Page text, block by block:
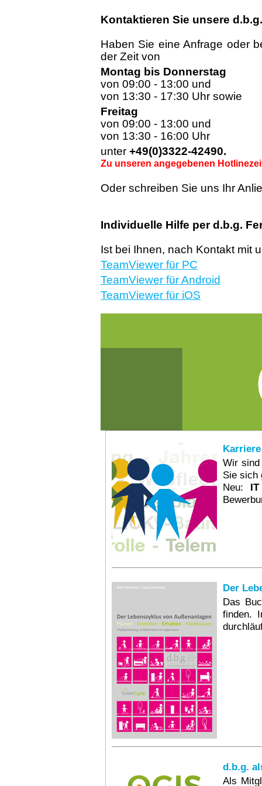
Kontaktieren Sie unsere d.b.g.
Haben Sie eine Anfrage oder
der Zeit von
Montag bis Donnerstag
von 09:00 - 13:00 und
von 13:30 - 17:30 Uhr sowie
Freitag
von 09:00 - 13:00 und
von 13:30 - 16:00 Uhr
unter +49(0)3322-42490.
Zu unseren angegebenen
Oder schreiben Sie uns Ihr
Individuelle Hilfe perd.b.g.
Ist bei Ihnen, nach Kontakt mit
TeamViewer für PC
TeamViewer für Android
TeamViewer für iOS
Wir sind
Sie sich
Neu:
Der
Das
finden.
d.b.g.
Als